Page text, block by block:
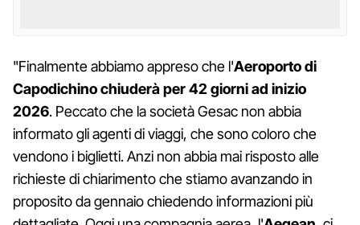
"Finalmente abbiamo appreso che l'Aeroporto di
Capodichino chiuderà per 42 giorni ad inizio
2026. Peccato che la società Gesac non abbia
informato gli agenti di viaggi, che sono coloro che
vendono i biglietti. Anzi non abbia mai risposto alle
richieste di chiarimento che stiamo avanzando in
proposito da gennaio chiedendo informazioni più